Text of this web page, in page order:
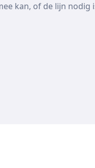
kan, of de lijn nodig